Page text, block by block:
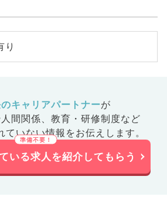
り
キャリアパートナーが
間関係、 教育・研修制度など
ていない情報をお伝えします。
いる求人を紹介してもらう